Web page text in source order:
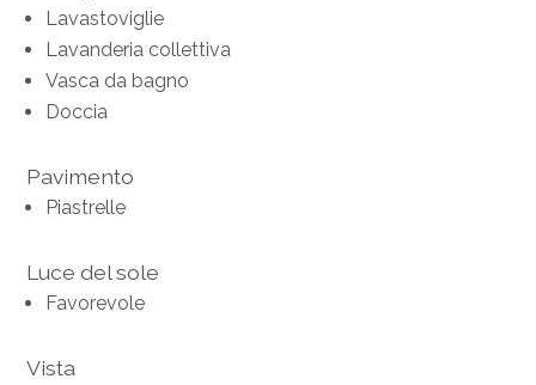
Lavastoviglie
Lavanderia collettiva
Vasca da bagno
Doccia
Pavimento
Piastrelle
Luce del sole
Favorevole
Vista